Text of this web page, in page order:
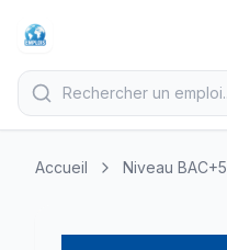
Accueil Niveau BAC+5